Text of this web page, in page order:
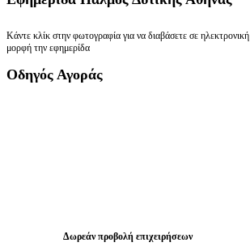
Κάντε κλίκ στην φωτογραφία για να διαβάσετε σε ηλεκτρονική
μορφή την εφημερίδα
Οδηγός Αγοράς
Δωρεάν προβολή επιχειρήσεων